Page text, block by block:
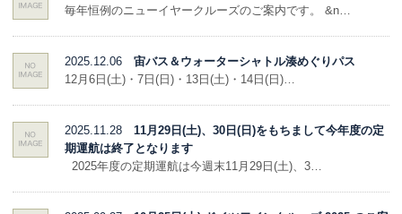
毎年恒例のニューイヤークルーズのご案内です。 &n…
2025.12.06 宙バス＆ウォーターシャトル湊めぐりパス
12月6日(土)・7日(日)・13日(土)・14日(日)…
2025.11.28 11月29日(土)、30日(日)をもちまして今年度の定
期運航は終了となります
2025年度の定期運航は今週末11月29日(土)、3…